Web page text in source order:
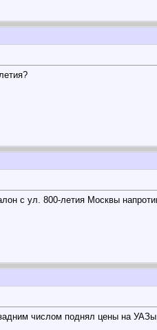
с ул. 800-летия Москвы
числом поднял цены на